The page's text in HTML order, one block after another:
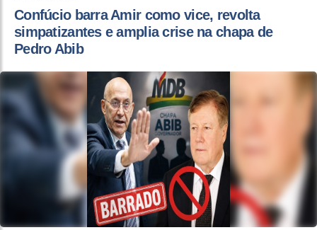
Confúcio barra Amir como vice, revolta
simpatizantes e amplia crise na chapa de
Pedro Abib